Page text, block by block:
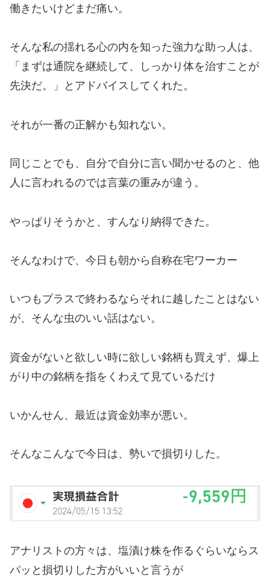
働きたいけどまだ痛い。
そんな私の揺れる心の内を知った強力な助っ人は、
「まずは通院を継続して、しっかり体を治すことが
先決だ。」とアドバイスしてくれた。
それが一番の正解かも知れない。
同じことでも、自分で自分に言い聞かせるのと、他
人に言われるのでは言葉の重みが違う。
やっぱりそうかと、すんなり納得できた。
そんなわけで、今日も朝から自称在宅ワーカー
いつもプラスで終わるならそれに越したことはない
が、そんな虫のいい話はない。
資金がないと欲しい時に欲しい銘柄も買えず、爆上
がり中の銘柄を指をくわえて見ているだけ
いかんせん、最近は資金効率が悪い。
そんなこんなで今日は、勢いで損切りした。
アナリストの方々は、塩漬け株を作るぐらいならス
パッと損切りした方がいいと言うが